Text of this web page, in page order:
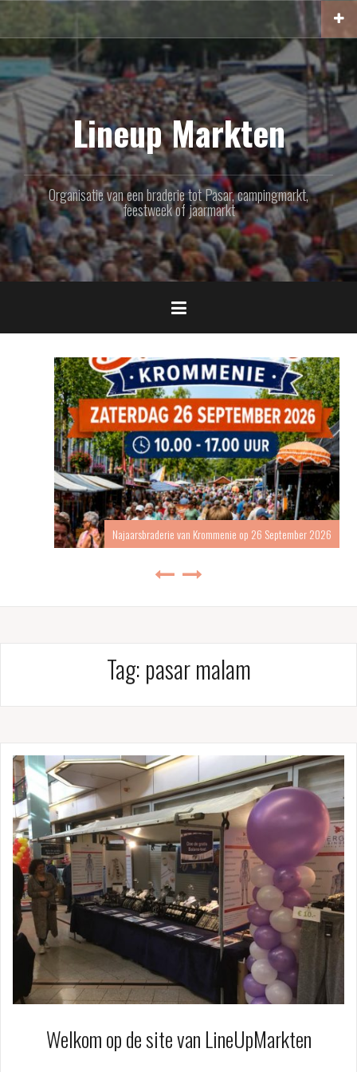
inhoud
springen
Lineup Markten
Organisatie van een braderie tot Pasar, campingmarkt,
feestweek of jaarmarkt
Najaarsbraderie van Krommenie op 26 September 2026
Tag: pasar malam
Welkom op de site van LineUpMarkten